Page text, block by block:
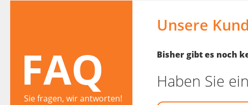
FAQ
Sie fragen, wir antworten!
Unsere
Bisher gibt es noch
Haben Sie